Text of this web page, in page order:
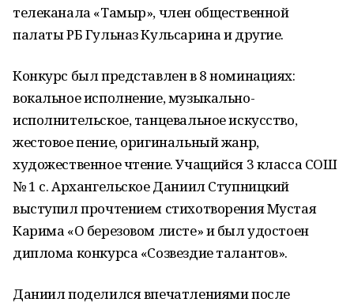
телеканала «Тамыр», член общественной
палаты РБ Гульназ Кульсарина и другие.
Конкурс был представлен в 8 номинациях:
вокальное исполнение, музыкально-
исполнительское, танцевальное искусство,
жестовое пение, оригинальный жанр,
художественное чтение. Учащийся 3 класса СОШ
№ 1 с. Архангельское Даниил Ступницкий
выступил прочтением стихотворения Мустая
Карима «О березовом листе» и был удостоен
диплома конкурса «Созвездие талантов».
Даниил поделился впечатлениями после